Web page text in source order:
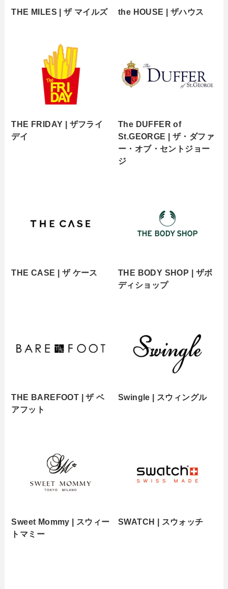
THE MILES | ザ マイルズ the HOUSE | ザハウス
THE FRIDAY | ザフライ
デイ
The DUFFER of
St.GEORGE | ザ・ダファ
ー・オブ・セントジョー
ジ
THE CASE | ザ ケース
THE BODY SHOP | ザボ
ディショップ
THE BAREFOOT | ザ ベ
アフット
Swingle | スウィングル
Sweet Mommy | スウィー
トマミー
SWATCH | スウォッチ